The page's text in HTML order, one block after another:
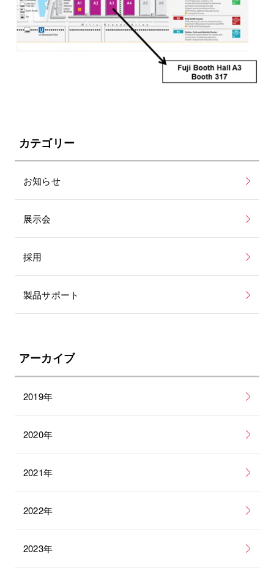
カテゴリー
お知らせ
展示会
採用
製品サポート
アーカイブ
2019年
2020年
2021年
2022年
2023年